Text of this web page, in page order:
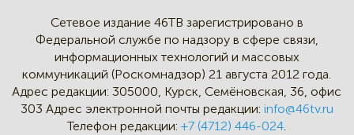
Сетевое издание 46ТВ зарегистрировано в
Федеральной службе по надзору в сфере связи,
информационных технологий и массовых
коммуникаций (Роскомнадзор) 21 августа 2012 года.
Адрес редакции: 305000, Курск, Семёновская, 36, офис
303 Адрес электронной почты редакции: info@46tv.ru
Телефон редакции: +7 (4712) 446-024.